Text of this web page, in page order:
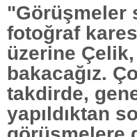
"Görüşmeler
fotoğraf
üzerine
bakacağız.
takdirde,
yapıldıktan